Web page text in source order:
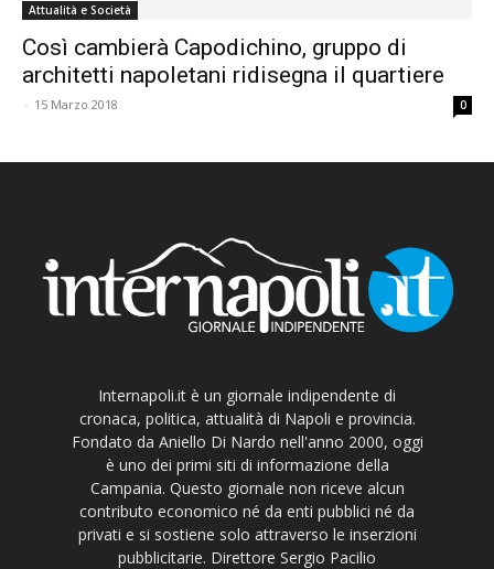
Attualità e Società
Così cambierà Capodichino, gruppo di
architetti napoletani ridisegna il quartiere
- 15 Marzo 2018 0
Internapoli.it è un giornale indipendente di
cronaca, politica, attualità di Napoli e provincia.
Fondato da Aniello Di Nardo nell'anno 2000, oggi
è uno dei primi siti di informazione della
Campania. Questo giornale non riceve alcun
contributo economico né da enti pubblici né da
privati e si sostiene solo attraverso le inserzioni
pubblicitarie. Direttore Sergio Pacilio